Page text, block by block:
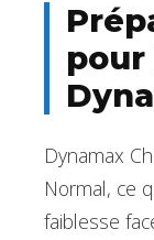
pour
Dynamax
Normal, ce
faiblesse